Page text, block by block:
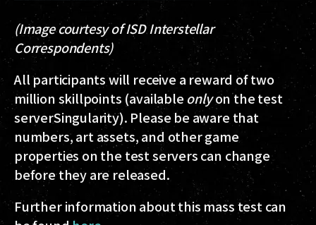
(Image courtesy of ISD Interstellar
Correspondents)
All participants will receive a reward of two
million skillpoints (available onlyon the test
serverSingularity). Please be aware that
numbers, art assets, and other game
properties on the test servers can change
before they are released.
Further information about this mass test can